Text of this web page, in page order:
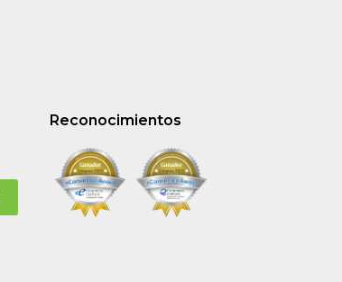
Reconocimientos